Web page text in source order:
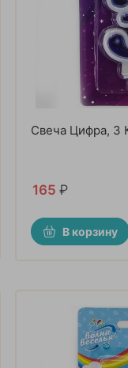
Свеча Цифра, 3
165 ₽
В корзину